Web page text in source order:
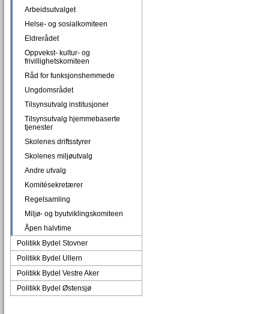
Arbeidsutvalget
Helse- og sosialkomiteen
Eldrerådet
Oppvekst- kultur- og
frivillighetskomiteen
Råd for funksjonshemmede
Ungdomsrådet
Tilsynsutvalg institusjoner
Tilsynsutvalg hjemmebaserte
tjenester
Skolenes driftsstyrer
Skolenes miljøutvalg
Andre utvalg
Komitésekretærer
Regelsamling
Miljø- og byutviklingskomiteen
Åpen halvtime
Politikk Bydel Stovner
Politikk Bydel Ullern
Politikk Bydel Vestre Aker
Politikk Bydel Østensjø